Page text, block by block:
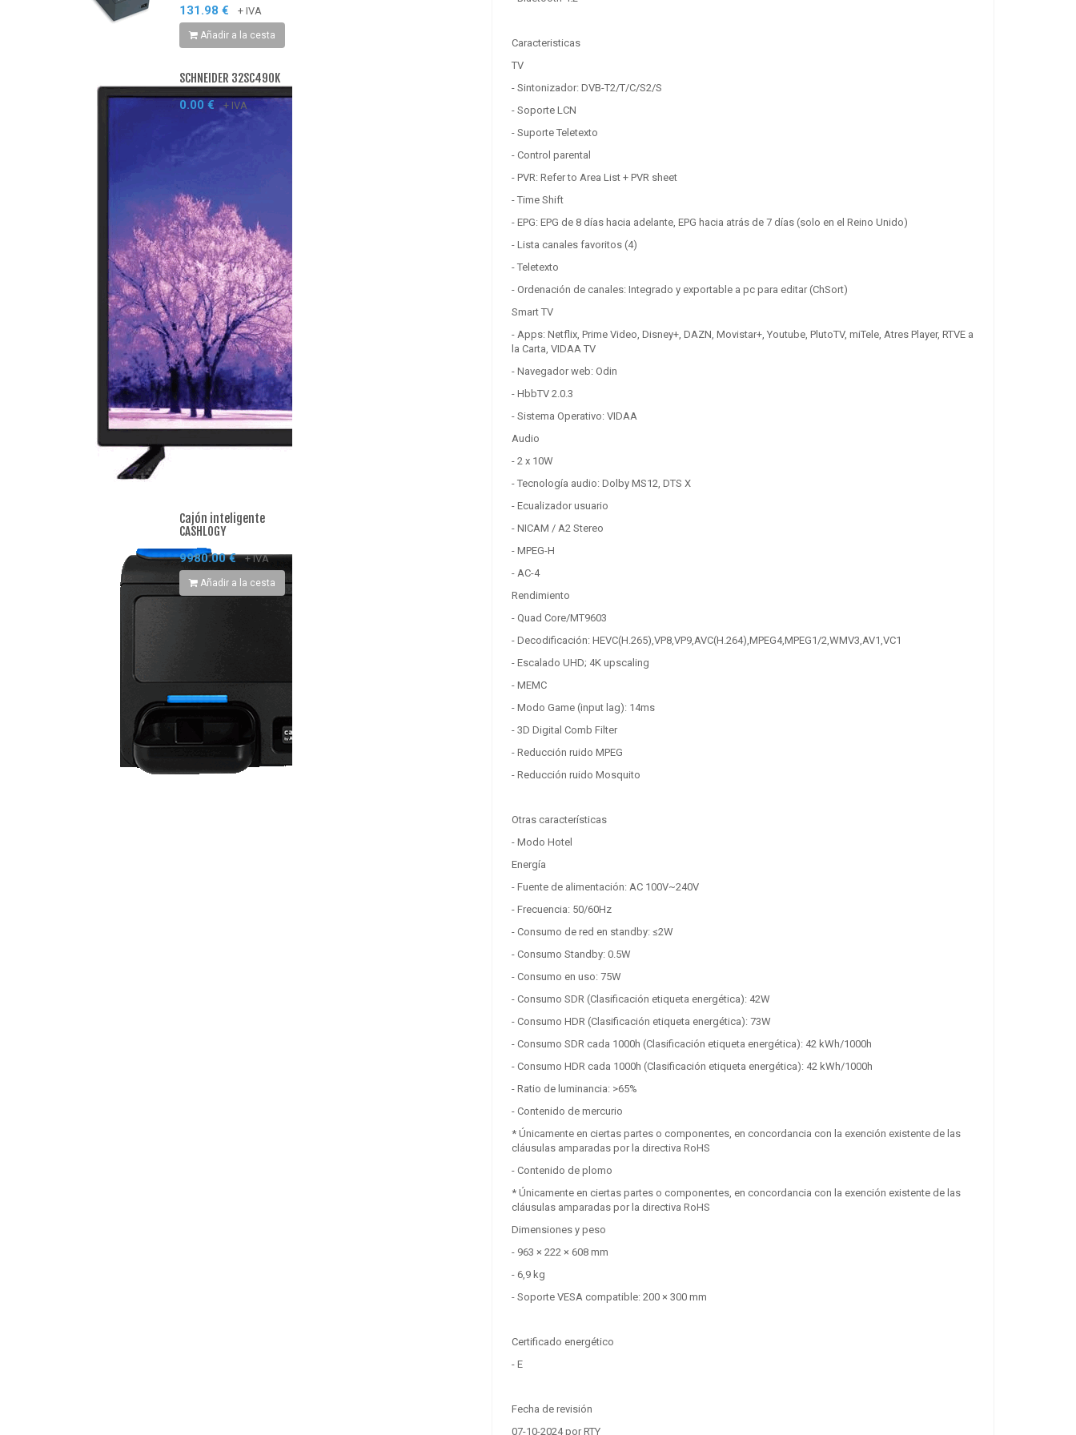
Caracteristicas
TV
- Sintonizador: DVB-T2/T/C/S2/S
- Soporte LCN
- Suporte Teletexto
- Control parental
- PVR: Refer to Area List + PVR sheet
- Time Shift
- EPG: EPG de 8 días hacia adelante, EPG hacia atrás de 7 días (solo en el Reino Unido)
- Lista canales favoritos (4)
- Teletexto
- Ordenación de canales: Integrado y exportable a pc para editar (ChSort)
Smart TV
- Apps: Netflix, Prime Video, Disney+, DAZN, Movistar+, Youtube, PlutoTV, miTele, Atres Player, RTVE a
la Carta, VIDAA TV
- Navegador web: Odin
- HbbTV 2.0.3
- Sistema Operativo: VIDAA
Audio
- 2 x 10W
- Tecnología audio: Dolby MS12, DTS X
- Ecualizador usuario
- NICAM / A2 Stereo
- MPEG-H
- AC-4
Rendimiento
- Quad Core/MT9603
- Decodificación: HEVC(H.265),VP8,VP9,AVC(H.264),MPEG4,MPEG1/2,WMV3,AV1,VC1
- Escalado UHD; 4K upscaling
- MEMC
- Modo Game (input lag): 14ms
- 3D Digital Comb Filter
- Reducción ruido MPEG
- Reducción ruido Mosquito
Otras características
- Modo Hotel
Energía
- Fuente de alimentación: AC 100V~240V
- Frecuencia: 50/60Hz
- Consumo de red en standby: ≤2W
- Consumo Standby: 0.5W
- Consumo en uso: 75W
- Consumo SDR (Clasificación etiqueta energética): 42W
- Consumo HDR (Clasificación etiqueta energética): 73W
- Consumo SDR cada 1000h (Clasificación etiqueta energética): 42 kWh/1000h
- Consumo HDR cada 1000h (Clasificación etiqueta energética): 42 kWh/1000h
- Ratio de luminancia: >65%
- Contenido de mercurio
* Únicamente en ciertas partes o componentes, en concordancia con la exención existente de las
cláusulas amparadas por la directiva RoHS
- Contenido de plomo
* Únicamente en ciertas partes o componentes, en concordancia con la exención existente de las
cláusulas amparadas por la directiva RoHS
Dimensiones y peso
- 963 × 222 × 608 mm
- 6,9 kg
- Soporte VESA compatible: 200 × 300 mm
Certificado energético
- E
Fecha de revisión
07-10-2024 por RTY
131.98 € + IVA
Añadir a la cesta
SCHNEIDER 32SC490K
0.00 € + IVA
Cajón inteligente
CASHLOGY
9980.00 € + IVA
Añadir a la cesta
SCHNEIDER 50SC691K
Lector de huella
119.00 €
PROMO
automático POS 410
RJ
46.00 €
Añadir a la cesta
PROMO
PLUS-USL
259.50 €